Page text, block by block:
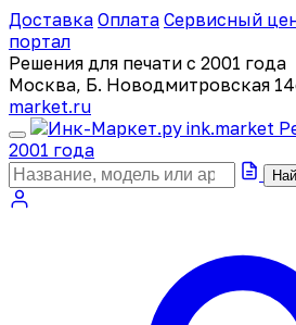
Доставка Оплата Сервисный
портал
Решения для печати с 2001 года
Москва, Б. Новодмитровская
market.ru
ink.market
2001 года